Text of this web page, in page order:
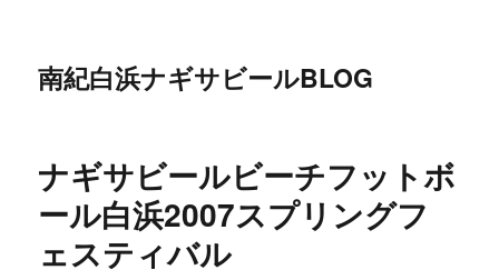
南紀白浜ナギサビールBLOG
ナギサビールビーチフットボ
ール白浜2007スプリングフ
ェスティバル